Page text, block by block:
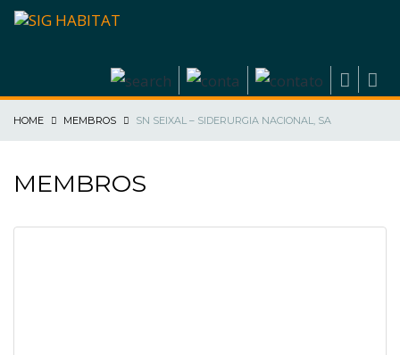
HOME MEMBROS SN SEIXAL – SIDERURGIA NACIONAL, SA
MEMBROS